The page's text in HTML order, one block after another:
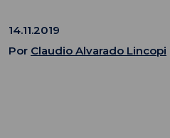
14.11.2019
Por Claudio Alvarado Lincopi